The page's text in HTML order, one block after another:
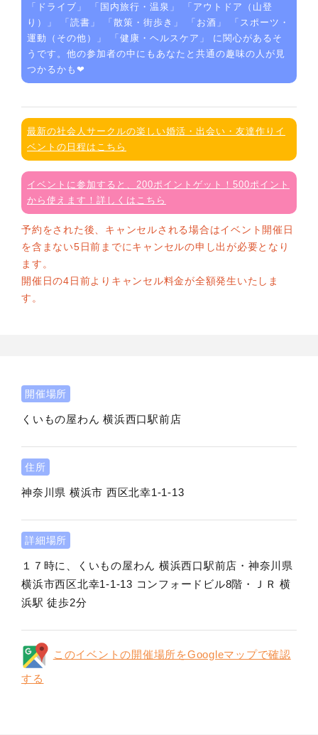
「 ドライブ 」 「 国内旅行・温泉 」 「 アウトドア（山登
り）
」 「読書 」 「散策・街歩き 」 「 お酒 」 「 スポーツ・
運動（その他）
」 「健康・ヘルスケア 」 に関心があるそ
うです。他の参加者の中にもあなたと共通の趣味の人が見
つかるかも❤
最新の社会人サークルの楽しい婚活・出会い・友達作りイ
ベントの日程はこちら
イベントに参加すると、200ポイントゲット！500ポイント
から使えます！詳しくはこちら
予約をされた後、キャンセルされる場合はイベント開催日
を含まない5日前までにキャンセルの申し出が必要となり
ます。
開催日の4日前よりキャンセル料金が全額発生いたしま
す。
開催場所
くいもの屋わん 横浜西口駅前店
住所
神奈川県 横浜市 西区北幸1-1-13
詳細場所
１７時に、くいもの屋わん 横浜西口駅前店・神奈川県
横浜市西区北幸1-1-13 コンフォードビル8階・ＪＲ 横
浜駅 徒歩2分
このイベントの開催場所をGoogleマップで確認
する